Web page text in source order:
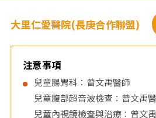
統
-
仁
愛
大里仁愛醫院(長庚合作聯盟)
注意事項
兒童腸胃科：曾文禹醫師
兒童腹部超音波檢查：曾文禹
兒童內視鏡檢查與治療：曾文